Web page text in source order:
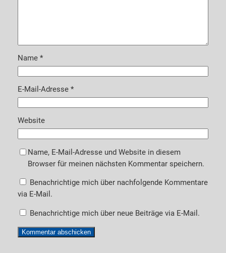
Name *
E-Mail-Adresse *
Website
Name, E-Mail-Adresse und Website in diesem
Browser für meinen nächsten Kommentar speichern.
Benachrichtige mich über nachfolgende Kommentare
via E-Mail.
Benachrichtige mich über neue Beiträge via E-Mail.